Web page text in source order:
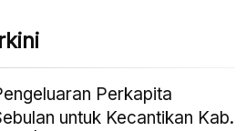
Perkapita
untuk Kecantikan Kab.